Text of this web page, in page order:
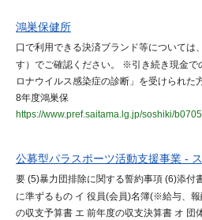
鴻巣保健所
口で利用できる決済ブランド等については
す）でご確認ください。 ※引き続き現金で
ロナウイルス感染症の診断」を受けられた
8年度鴻巣保
https://www.pref.saitama.lg.jp/soshiki/
公募型パラスポーツ活動支援事業 -
要 (5)暴力団排除に関する誓約事項 (6)添付
に準ずるもの イ 役員(会員)名簿(※給与、報
の収支予算書 エ 前年度の収支決算書 オ 団